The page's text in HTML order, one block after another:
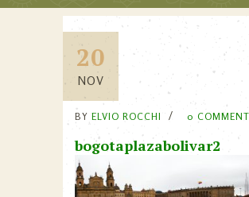
20
NOV
BY ELVIO ROCCHI 0 COMMENT
bogotaplazabolivar2